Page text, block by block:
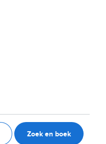
Zoek en boek